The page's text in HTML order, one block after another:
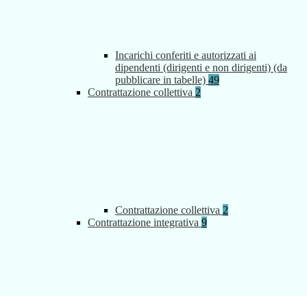
Incarichi conferiti e autorizzati ai
dipendenti (dirigenti e non dirigenti) (da
pubblicare in tabelle) 49
Contrattazione collettiva 2
Contrattazione collettiva 2
Contrattazione integrativa 9